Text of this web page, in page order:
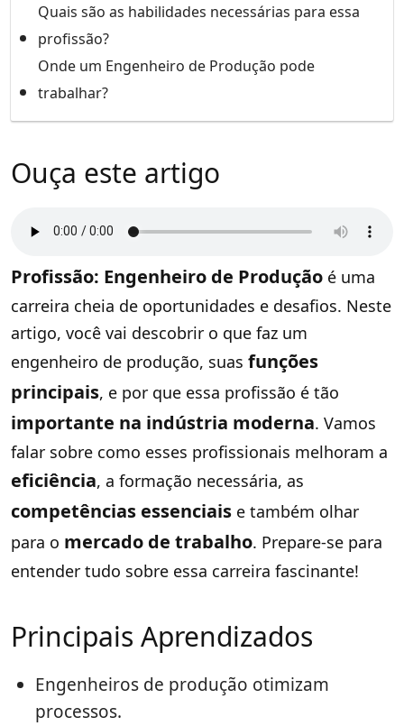
Quais são as habilidades necessárias para essa
profissão?
Onde um Engenheiro de Produção pode
trabalhar?
Ouça este artigo
Profissão: Engenheiro de Produção é uma
carreira cheia de oportunidades e desafios. Neste
artigo, você vai descobrir o que faz um
engenheiro de produção, suas funções
principais, e por que essa profissão é tão
importante na indústria moderna. Vamos
falar sobre como esses profissionais melhoram a
eficiência, a formação necessária, as
competências essenciais e também olhar
para o mercado de trabalho. Prepare-se para
entender tudo sobre essa carreira fascinante!
Principais Aprendizados
Engenheiros de produção otimizam
processos.